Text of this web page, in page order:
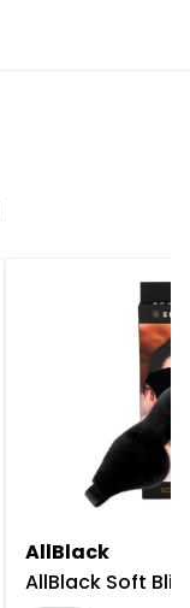
AllBlack
AllBlack Soft